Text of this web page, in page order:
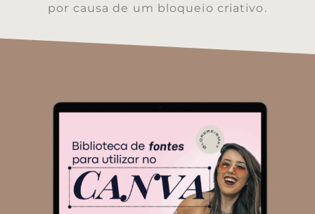
por causa de um bloqueio criativo.